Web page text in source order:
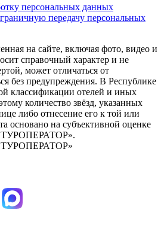
персональных данных
передачу персональных
на сайте, включая фото, видео и
справочный характер и не
может отличаться от
без предупреждения. В Республике
классификации отелей и иных
количество звёзд, указанных
либо отнесение его к той или
основано на субъективной оценке